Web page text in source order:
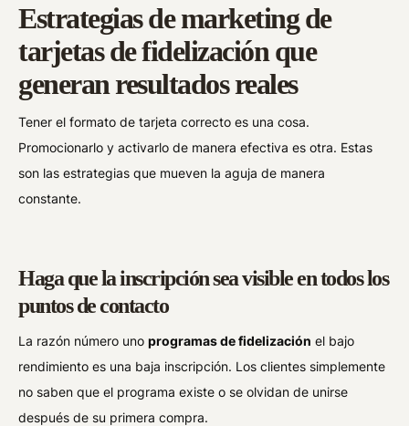
Estrategias de marketing de
tarjetas de fidelización que
generan resultados reales
Tener el formato de tarjeta correcto es una cosa.
Promocionarlo y activarlo de manera efectiva es otra. Estas
son las estrategias que mueven la aguja de manera
constante.
Haga que la inscripción sea visible en todos los
puntos de contacto
La razón número unoprogramas de fidelización el bajo
rendimiento es una baja inscripción. Los clientes simplemente
no saben que el programa existe o se olvidan de unirse
después de su primera compra.